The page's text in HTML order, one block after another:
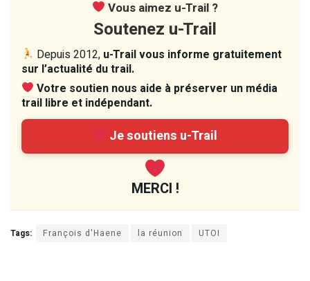
Vous aimez u-Trail ?
Soutenez u-Trail
Depuis 2012, u-Trail vous informe gratuitement
sur l’actualité du trail.
Votre soutien nous aide à préserver un média
trail libre et indépendant.
Je soutiens u-Trail
MERCI !
Tags: François d'Haene la réunion UTOI